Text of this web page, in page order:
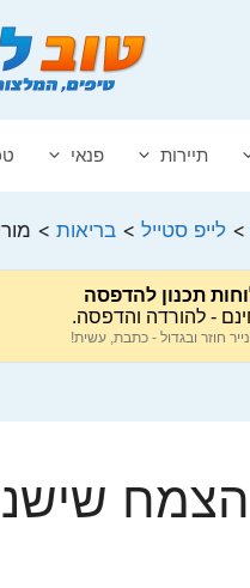
תיירות פנאי
>לייפ סטייל >בריאות >
הצמח